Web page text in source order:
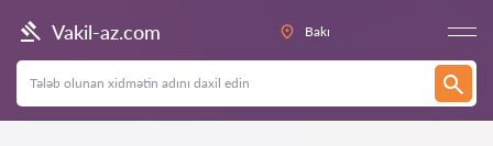
Vakil-az.com Bakı